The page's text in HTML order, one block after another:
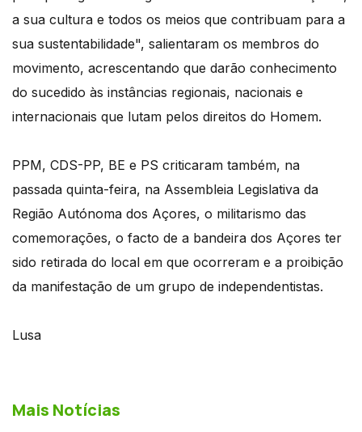
a sua cultura e todos os meios que contribuam para a
sua sustentabilidade", salientaram os membros do
movimento, acrescentando que darão conhecimento
do sucedido às instâncias regionais, nacionais e
internacionais que lutam pelos direitos do Homem.
PPM, CDS-PP, BE e PS criticaram também, na
passada quinta-feira, na Assembleia Legislativa da
Região Autónoma dos Açores, o militarismo das
comemorações, o facto de a bandeira dos Açores ter
sido retirada do local em que ocorreram e a proibição
da manifestação de um grupo de independentistas.
Lusa
Mais Notícias